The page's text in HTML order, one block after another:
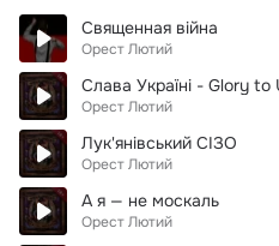
Священная війна
Орест Лютий
Слава Україні - Glory to
Орест Лютий
Лук'янівський СІЗО
Орест Лютий
А я — не москаль
Орест Лютий